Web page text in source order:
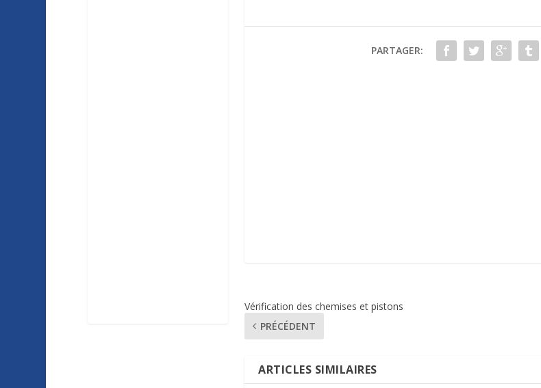
PARTAGER:
Vérification des chemises et pistons
PRÉCÉDENT
ARTICLES SIMILAIRES